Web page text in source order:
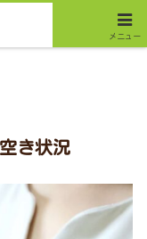
き状況
メニュー